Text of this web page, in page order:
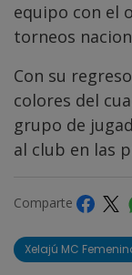
equipo con el
torneos
Con su
colores del
grupo de
al club en las
Comparte
Xelajú MC